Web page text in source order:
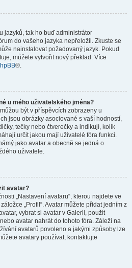
jazyků, tak ho buď administrátor
do vašeho jazyka nepřeložil. Zkuste se
nainstalovat požadovaný jazyk. Pokud
můžete vytvořit nový překlad. Více
®.
u mého uživatelského jména?
být v příspěvcích zobrazeny u
jsou obrázky asociované s vaší hodností,
tečky nebo čtverečky a indikují, kolik
určit jakou mají uživatelé fóra funkci.
jako avatar a obecně se jedná o
uživatele.
avatar?
„Nastavení avataru“, kterou najdete ve
„Profil“. Avatar můžete přidat jedním z
vybrat si avatar v Galerii, použít
avatar nahrát do tohoto fóra. Záleží na
avatarů povoleno a jakými způsoby lze
avatary používat, kontaktujte